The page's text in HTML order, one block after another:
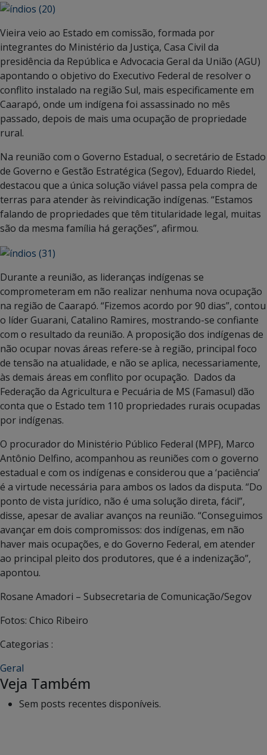
Vieira veio ao Estado em comissão, formada por
integrantes do Ministério da Justiça, Casa Civil da
presidência da República e Advocacia Geral da União (AGU)
apontando o objetivo do Executivo Federal de resolver o
conflito instalado na região Sul, mais especificamente em
Caarapó, onde um indígena foi assassinado no mês
passado, depois de mais uma ocupação de propriedade
rural.
Na reunião com o Governo Estadual, o secretário de Estado
de Governo e Gestão Estratégica (Segov), Eduardo Riedel,
destacou que a única solução viável passa pela compra de
terras para atender às reivindicação indígenas. “Estamos
falando de propriedades que têm titularidade legal, muitas
são da mesma família há gerações”, afirmou.
Durante a reunião, as lideranças indígenas se
comprometeram em não realizar nenhuma nova ocupação
na região de Caarapó. “Fizemos acordo por 90 dias”, contou
o líder Guarani, Catalino Ramires, mostrando-se confiante
com o resultado da reunião. A proposição dos indígenas de
não ocupar novas áreas refere-se à região, principal foco
de tensão na atualidade, e não se aplica, necessariamente,
às demais áreas em conflito por ocupação. Dados da
Federação da Agricultura e Pecuária de MS (Famasul) dão
conta que o Estado tem 110 propriedades rurais ocupadas
por indígenas.
O procurador do Ministério Público Federal (MPF), Marco
Antônio Delfino, acompanhou as reuniões com o governo
estadual e com os indígenas e considerou que a ‘paciência’
é a virtude necessária para ambos os lados da disputa. “Do
ponto de vista jurídico, não é uma solução direta, fácil”,
disse, apesar de avaliar avanços na reunião. “Conseguimos
avançar em dois compromissos: dos indígenas, em não
haver mais ocupações, e do Governo Federal, em atender
ao principal pleito dos produtores, que é a indenização”,
apontou.
Rosane Amadori – Subsecretaria de Comunicação/Segov
Fotos: Chico Ribeiro
Categorias :
Geral
Veja Também
Sem posts recentes disponíveis.